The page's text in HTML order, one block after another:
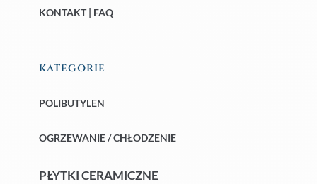
KONTAKT | FAQ
KATEGORIE
POLIBUTYLEN
OGRZEWANIE / CHŁODZENIE
PŁYTKI CERAMICZNE